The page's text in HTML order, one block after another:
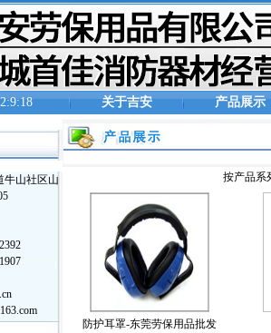
关于吉安 产品展示
山社区山
按产品系
防护耳罩-东莞劳保用品批发